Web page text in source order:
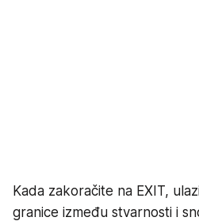
Kada zakoračite na EXIT,
granice između stvarnosti i